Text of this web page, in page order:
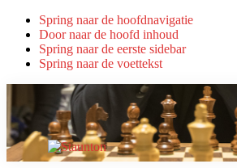
Spring naar de hoofdnavigatie
Door naar de hoofd inhoud
Spring naar de eerste sidebar
Spring naar de voettekst